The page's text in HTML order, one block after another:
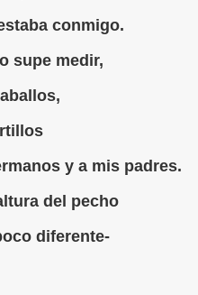
conmigo.
supe medir,
y a mis padres.
del pecho
diferente-
Hubo en España (Jesús
García)